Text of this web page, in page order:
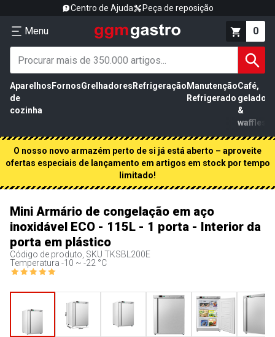
Centro de Ajuda Peça de reposição
Menu 0
Aparelhos
de
cozinha
FornosGrelhadores Refrigeração Manutenção
Refrigerado
Café,
gelados
&
waffles
O nosso novo armazém perto de si já está aberto – aproveite
ofertas especiais de lançamento em artigos em stock por tempo
limitado!
Mini Armário de congelação em aço
inoxidável ECO - 115L - 1 porta - Interior da
porta em plástico
Código de produto, SKU TKSBL200E
Temperatura -10 ~ -22 °C